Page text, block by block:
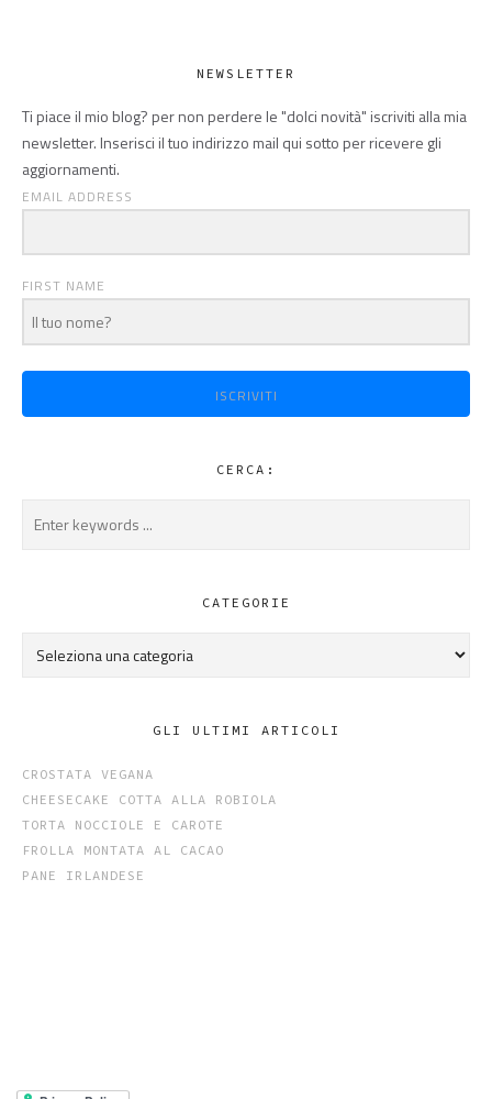
NEWSLETTER
Ti piace il mio blog? per non perdere le "dolci novità" iscriviti alla mia
newsletter. Inserisci il tuo indirizzo mail qui sotto per ricevere gli
aggiornamenti.
EMAIL ADDRESS
FIRST NAME
ISCRIVITI
CERCA:
CATEGORIE
GLI ULTIMI ARTICOLI
CROSTATA VEGANA
CHEESECAKE COTTA ALLA ROBIOLA
TORTA NOCCIOLE E CAROTE
FROLLA MONTATA AL CACAO
PANE IRLANDESE